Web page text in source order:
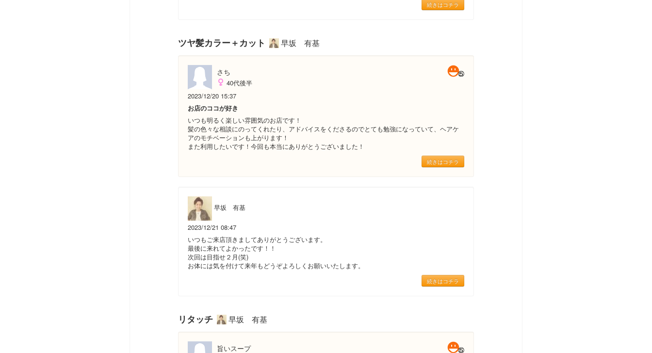
続きはコチラ
ツヤ髪カラー＋カット 早坂 有基
さち
40代後半
2023/12/20 15:37
お店のココが好き
いつも明るく楽しい雰囲気のお店です！
髪の色々な相談にのってくれたり、アドバイスをくださるのでとても勉強になっていて、ヘアケ
アのモチベーションも上がります！
また利用したいです！今回も本当にありがとうございました！
続きはコチラ
早坂 有基
2023/12/21 08:47
いつもご来店頂きましてありがとうございます。
最後に来れてよかったです！！
次回は目指せ２月(笑)
お体には気を付けて来年もどうぞよろしくお願いいたします。
続きはコチラ
リタッチ 早坂 有基
旨いスープ